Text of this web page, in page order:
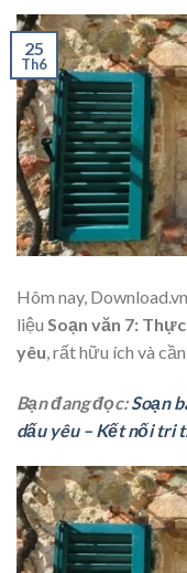
25
Th6
Hôm nay,
liệu Soạn văn 7:
yêu , rất hữu ích và
Bạn đang đọc:Soạn
dấu yêu – Kết nối tri